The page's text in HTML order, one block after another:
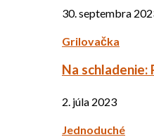
30. septembra
Grilovačka
Na
2. júla 2023
Jednoduché